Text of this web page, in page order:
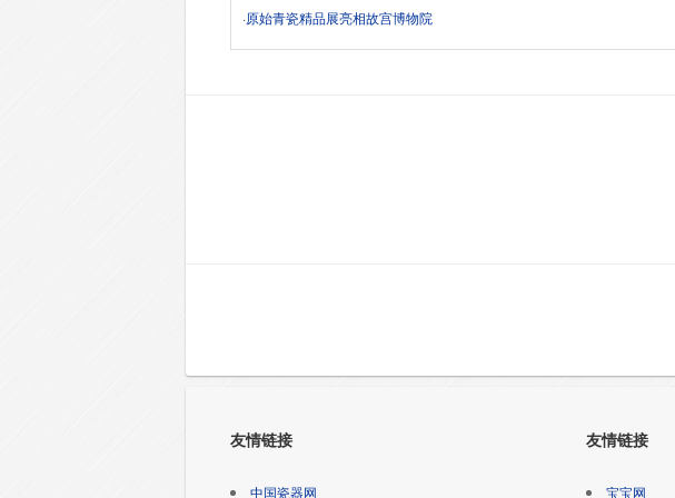
·原始青瓷精品展亮相故宫博物院
友情链接
中国瓷器网
友情链接
宝宝网